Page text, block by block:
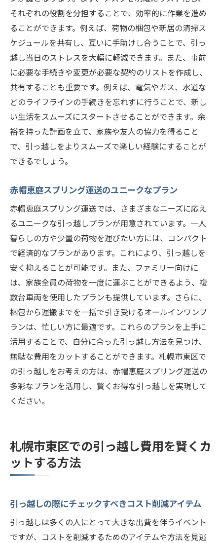
それぞれの役割を分担することで、効率的に作業を進め
ることができます。例えば、荷物の梱包や新居の清掃ス
ケジュールを共有し、互いに手助けし合うことで、引っ
越し当日のストレスを大幅に軽減できます。また、事前
に必要な手続きや変更が必要な契約のリストを作成し、
共有することも重要です。例えば、電気やガス、水道な
どのライフラインの手続きを忘れずに行うことで、新し
い生活をスムーズにスタートさせることができます。余
裕を持った計画を立て、家族や友人の協力を得ること
で、引っ越しをよりスムーズで楽しい経験にすることが
できるでしょう。
赤帽恵庭スプリング運送のユニークなプラン
赤帽恵庭スプリング運送では、さまざまなニーズに応え
るユニークな引っ越しプランが用意されています。一人
暮らしの方や少量の荷物を運びたい方には、コンパクト
で経済的なプランがあります。これにより、引っ越しを
安く抑えることが可能です。また、ファミリー向けに
は、家族全員の荷物を一度に運ぶことができるよう、複
数台車両を使用したプランも提供しています。さらに、
梱包から運搬までを一括で引き受けるオールインワンプ
ランは、忙しい方に最適です。これらのプランを上手に
活用することで、自分に合った引っ越し方法を見つけ、
無駄な費用をカットすることができます。札幌市東区で
の引っ越しをお考えの方は、赤帽恵庭スプリング運送の
多彩なプランを活用し、賢くお得な引っ越しを実現して
ください。
札幌市東区での引っ越し費用を賢くカ
ットする方法
引っ越しの際にチェックすべきコスト削減アイテム
引っ越しは多くの人にとって大きな出費を伴うイベント
ですが、コストを削減するためのアイテムや方法を見逃